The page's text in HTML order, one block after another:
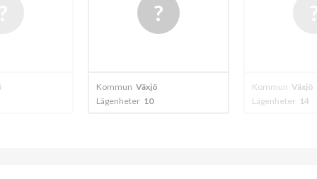
Kommun Växjö
Lägenheter 14
Kommun Växjö
Lägenheter 91